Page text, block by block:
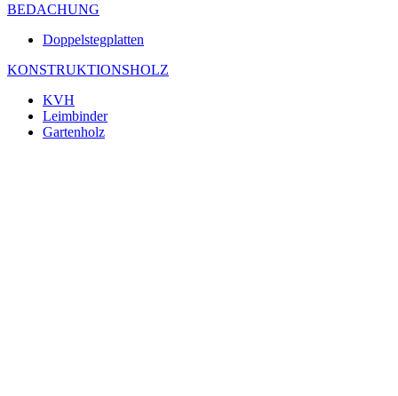
BEDACHUNG
Doppelstegplatten
KONSTRUKTIONSHOLZ
KVH
Leimbinder
Gartenholz